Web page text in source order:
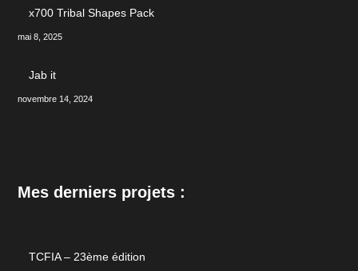
x700 Tribal Shapes Pack
mai 8, 2025
Jab it
novembre 14, 2024
Mes derniers projets :
TCFIA – 23ème édition